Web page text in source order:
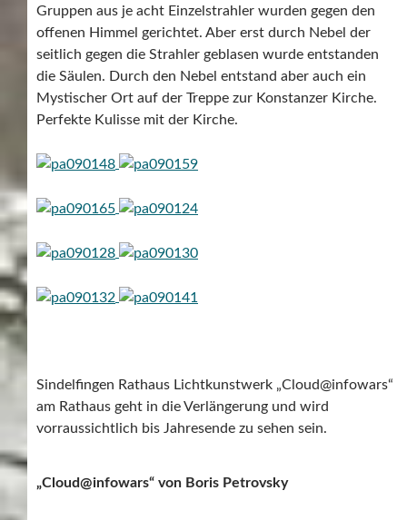
Gruppen aus je acht Einzelstrahler wurden gegen den
offenen Himmel gerichtet. Aber erst durch Nebel der
seitlich gegen die Strahler geblasen wurde entstanden
die Säulen. Durch den Nebel entstand aber auch ein
Mystischer Ort auf der Treppe zur Konstanzer Kirche.
Perfekte Kulisse mit der Kirche.
Sindelfingen Rathaus Lichtkunstwerk „Cloud@infowars“
am Rathaus geht in die Verlängerung und wird
vorraussichtlich bis Jahresende zu sehen sein.
„Cloud@infowars“ von Boris Petrovsky